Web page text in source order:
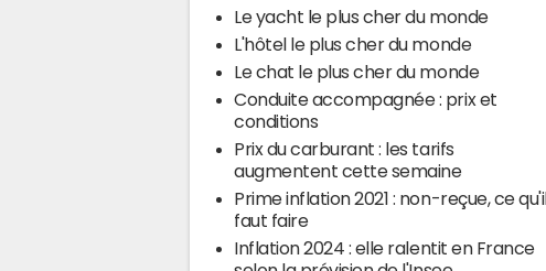
Le yacht le plus cher du monde
L'hôtel le plus cher du monde
Le chat le plus cher du monde
Conduite accompagnée : prix et
conditions
Prix du carburant : les tarifs
augmentent cette semaine
Prime inflation 2021 : non-reçue, ce qu'il
faut faire
Inflation 2024 : elle ralentit en France